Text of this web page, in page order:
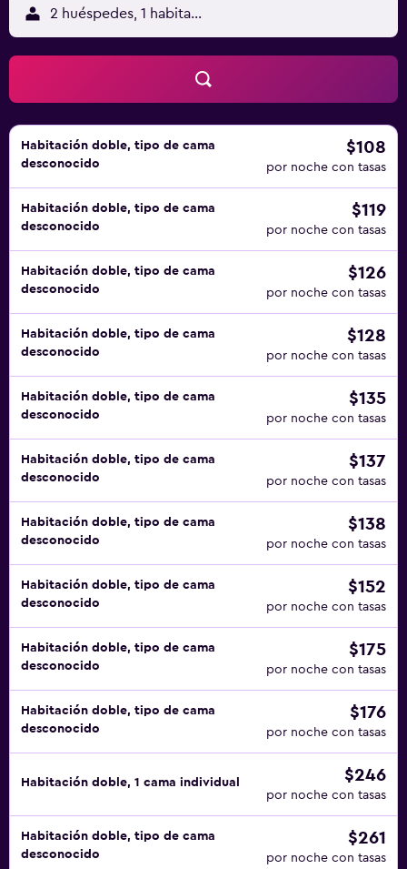
hotel incluyen bicicletas gratuitas.
2 huéspedes, 1 habitación
Habitación doble, tipo de cama
desconocido
$108
por noche con tasas
Habitación doble, tipo de cama
desconocido
$119
por noche con tasas
Habitación doble, tipo de cama
desconocido
$126
por noche con tasas
Habitación doble, tipo de cama
desconocido
$128
por noche con tasas
Habitación doble, tipo de cama
desconocido
$135
por noche con tasas
Habitación doble, tipo de cama
desconocido
$137
por noche con tasas
Habitación doble, tipo de cama
desconocido
$138
por noche con tasas
Habitación doble, tipo de cama
desconocido
$152
por noche con tasas
Habitación doble, tipo de cama
desconocido
$175
por noche con tasas
Habitación doble, tipo de cama
desconocido
$176
por noche con tasas
Habitación doble, 1 cama individual $246
por noche con tasas
Habitación doble, tipo de cama
desconocido
$261
por noche con tasas